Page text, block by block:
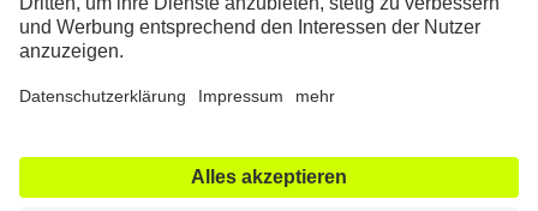
Kontakt & Rechtliches
Alle ATOS Kliniken